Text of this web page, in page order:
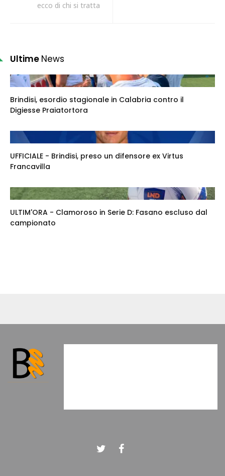
ecco di chi si tratta
Ultime News
Brindisi, esordio stagionale in Calabria contro il
Digiesse Praiatortora
UFFICIALE - Brindisi, preso un difensore ex Virtus
Francavilla
ULTIM'ORA - Clamoroso in Serie D: Fasano escluso dal
campionato